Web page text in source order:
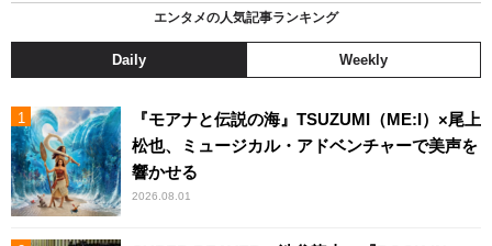
エンタメの人気記事ランキング
Daily Weekly
『モアナと伝説の海』TSUZUMI（ME:I）×尾上
松也、ミュージカル・アドベンチャーで美声を
響かせる
2026.08.01